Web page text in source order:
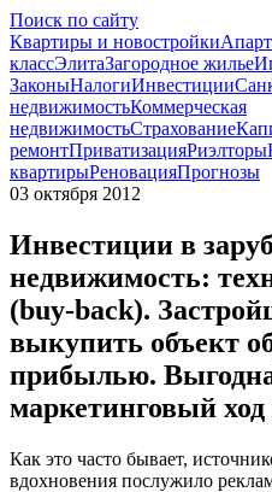
Поиск по сайту
Квартиры и новостройки
классЭлитаЗагородное жилье
ЗаконыНалогиИнвестиции
недвижимостьКоммерческая
недвижимостьСтрахование
ремонтПриватизацияРиэлторы
квартирыРеновацияПрогнозы
03 октября 2012
Инвестиции в
недвижимость:
(buy-back).
выкупить объект
прибылью.
маркетинговый ход
Как это часто бывает,
вдохновения послужило